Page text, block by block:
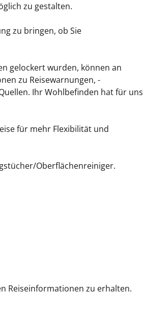
zu gestalten.
zu bringen, ob Sie
gelockert wurden, können an
zu Reisewarnungen, -
Ihr Wohlbefinden hat für uns
für mehr Flexibilität und
Oberflächenreiniger.
Reiseinformationen zu erhalten.